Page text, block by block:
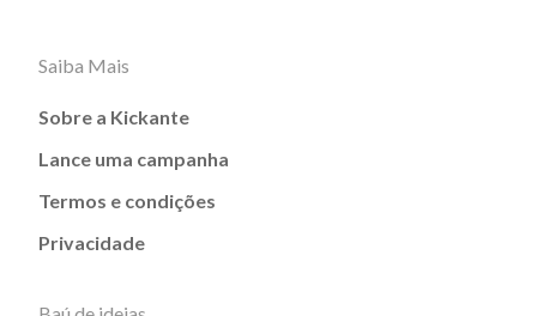
Saiba Mais
Sobre a Kickante
Lance uma campanha
Termos e condições
Privacidade